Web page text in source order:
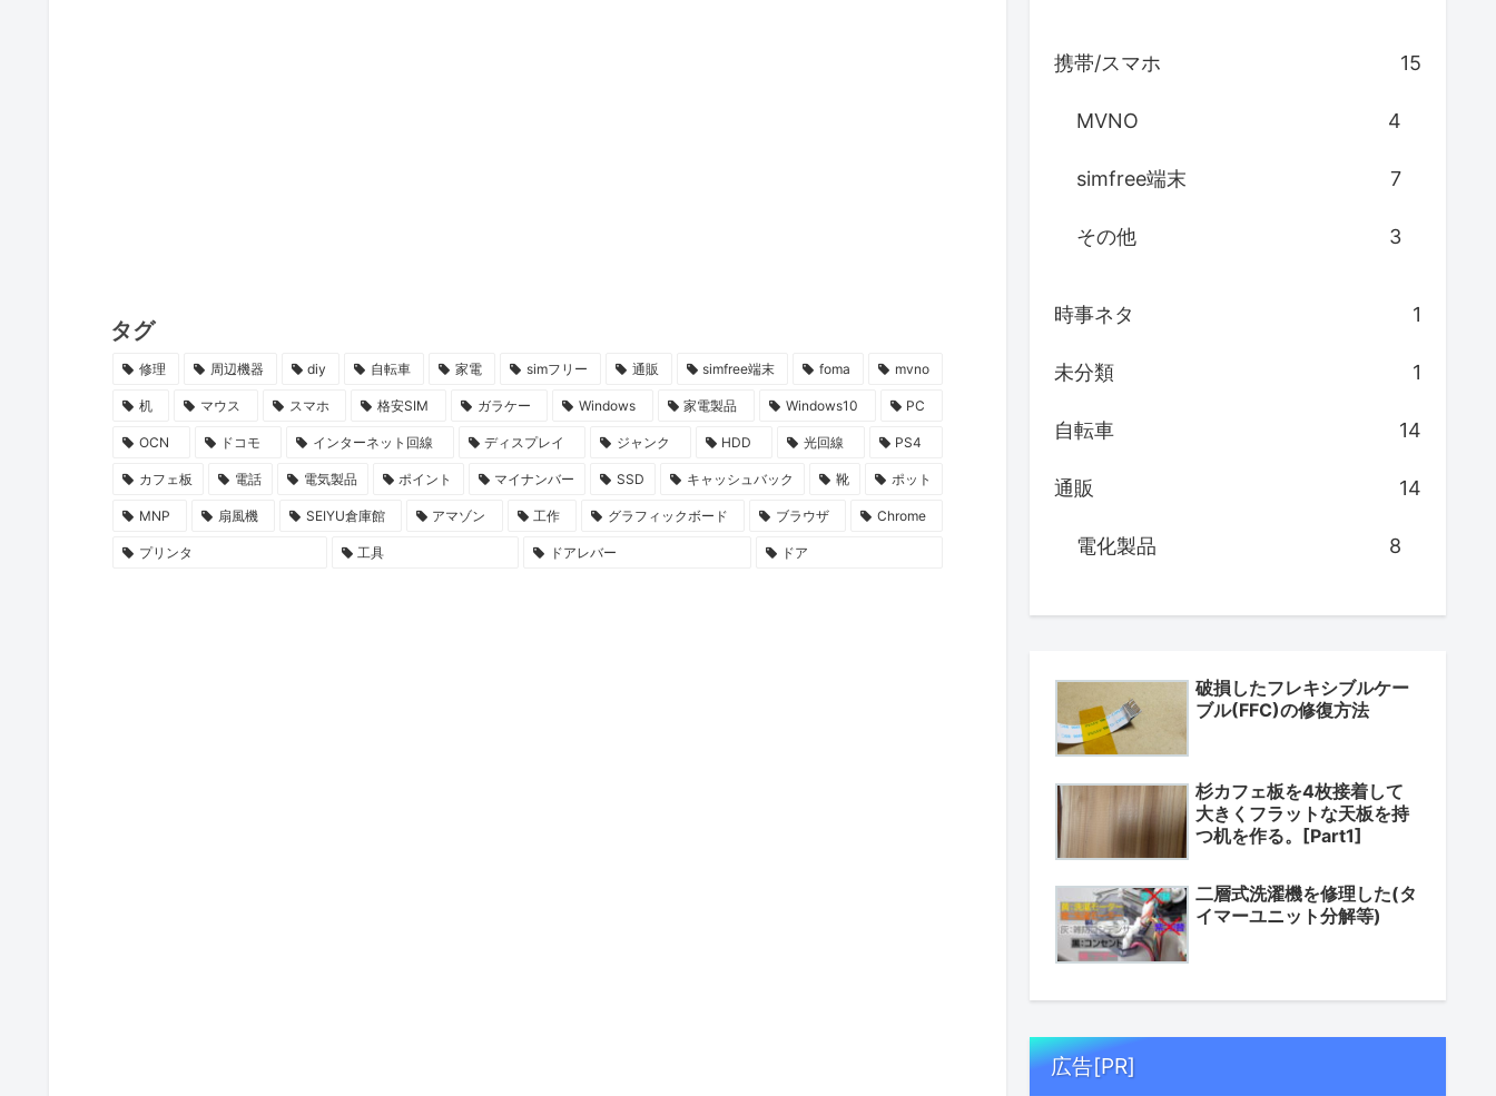
タグ
修理 周辺機器 diy 自転車 家電 simフリー 通販 simfree端末 foma mvno
机 マウス スマホ 格安SIM ガラケー Windows 家電製品 Windows10 PC
OCN ドコモ インターネット回線 ディスプレイ ジャンク HDD 光回線 PS4
カフェ板 電話 電気製品 ポイント マイナンバー SSD キャッシュバック 靴 ポット
MNP 扇風機 SEIYU倉庫館 アマゾン 工作 グラフィックボード ブラウザ Chrome
プリンタ 工具 ドアレバー ドア
携帯/スマホ 15
MVNO 4
simfree端末 7
その他 3
時事ネタ 1
未分類 1
自転車 14
通販 14
電化製品 8
破損したフレキシブルケー
ブル(FFC)の修復方法
杉カフェ板を4枚接着して
大きくフラットな天板を持
つ机を作る。[Part1]
二層式洗濯機を修理した(タ
イマーユニット分解等)
広告[PR]